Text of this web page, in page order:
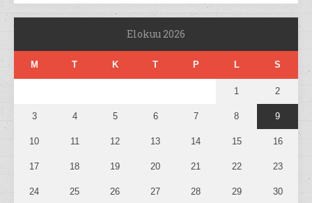
Elokuu 2026
M T K T P L S
1 2
3 4 5 6 7 8 9
10 11 12 13 14 15 16
17 18 19 20 21 22 23
24 25 26 27 28 29 30